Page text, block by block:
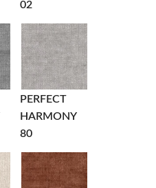
02
PERFECT
HARMONY
80